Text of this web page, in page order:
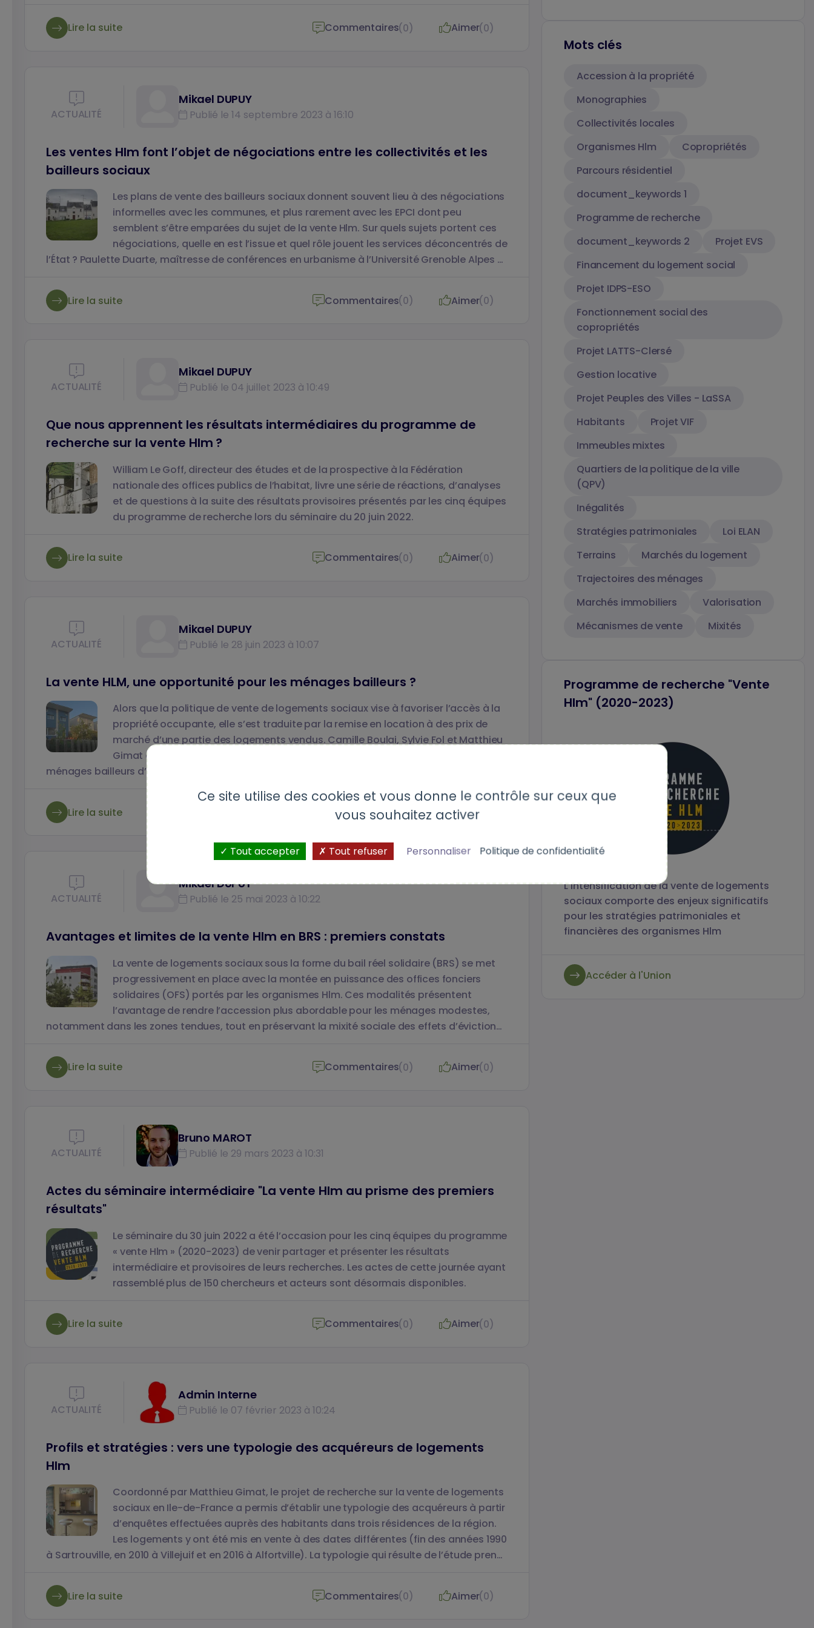
Lire la suite Commentaires(0) Aimer(0)
ACTUALITÉ
Mikael DUPUY
Publié le 14 septembre 2023 à 16:10
Les ventes Hlm font l’objet de négociations entre les collectivités et les
bailleurs sociaux
Les plans de vente des bailleurs sociaux donnent souvent lieu à des négociations
informelles avec les communes, et plus rarement avec les EPCI dont peu
semblent s’être emparées du sujet de la vente Hlm. Sur quels sujets portent ces
négociations, quelle en est l’issue et quel rôle jouent les services déconcentrés de
l’État ? Paulette Duarte, maîtresse de conférences en urbanisme à l’Université Grenoble Alpes et
de Paris (Laboratoire LATTS), répondent à ces interrogations à partir de leurs recherches
menées dans le cadre du programme.
Lire la suite Commentaires(0) Aimer(0)
ACTUALITÉ
Mikael DUPUY
Publié le 04 juillet 2023 à 10:49
Que nous apprennent les résultats intermédiaires du programme de
recherche sur la vente Hlm ?
William Le Goff, directeur des études et de la prospective à la Fédération
nationale des offices publics de l’habitat, livre une série de réactions, d’analyses
et de questions à la suite des résultats provisoires présentés par les cinq équipes
du programme de recherche lors du séminaire du 20 juin 2022.
Lire la suite Commentaires(0) Aimer(0)
ACTUALITÉ
Mikael DUPUY
Publié le 28 juin 2023 à 10:07
La vente HLM, une opportunité pour les ménages bailleurs ?
Alors que la politique de vente de logements sociaux vise à favoriser l’accès à la
propriété occupante, elle s’est traduite par la remise en location à des prix de
marché d’une partie des logements vendus. Camille Boulai, Sylvie Fol et Matthieu
Gimat analysent cet effet paradoxal créant une niche immobilière pour les
ménages bailleurs d’anciens logements HLM dans un article pour Métropolitiques.
Lire la suite Commentaires(0) Aimer(0)
ACTUALITÉ
Mikael DUPUY
Publié le 25 mai 2023 à 10:22
Avantages et limites de la vente Hlm en BRS : premiers constats
La vente de logements sociaux sous la forme du bail réel solidaire (BRS) se met
progressivement en place avec la montée en puissance des offices fonciers
solidaires (OFS) portés par les organismes Hlm. Ces modalités présentent
l’avantage de rendre l’accession plus abordable pour les ménages modestes,
notamment dans les zones tendues, tout en préservant la mixité sociale des effets d’éviction
organisme Hlm rattaché à la Métropole de Lyon qui gère 16 000 logements, donne le point de
vue d’un bailleur social sur le sujet. Lydia Coudroy de Lille, géographe, professeure à l’université
Lire la suite Commentaires(0) Aimer(0)
ACTUALITÉ
Bruno MAROT
Publié le 29 mars 2023 à 10:31
Actes du séminaire intermédiaire "La vente Hlm au prisme des premiers
résultats"
Le séminaire du 30 juin 2022 a été l’occasion pour les cinq équipes du programme
« vente Hlm » (2020-2023) de venir partager et présenter les résultats
intermédiaire et provisoires de leurs recherches. Les actes de cette journée ayant
rassemblé plus de 150 chercheurs et acteurs sont désormais disponibles.
Lire la suite Commentaires(0) Aimer(0)
ACTUALITÉ
Admin Interne
Publié le 07 février 2023 à 10:24
Profils et stratégies : vers une typologie des acquéreurs de logements
Hlm
Coordonné par Matthieu Gimat, le projet de recherche sur la vente de logements
sociaux en Ile-de-France a permis d’établir une typologie des acquéreurs à partir
d’enquêtes effectuées auprès des habitants dans trois résidences de la région.
Les logements y ont été mis en vente à des dates différentes (fin des années 1990
à Sartrouville, en 2010 à Villejuif et en 2016 à Alfortville). La typologie qui résulte de l’étude prend
Sylvie Fol, professeur d’urbanisme et d’aménagement à Paris 1 Panthéon Sorbonne, Pauline Gali,
doctorante en 1ère année (Laboratoires Triangle et Latts) et Marie Mondain, post-doctorante
Lire la suite Commentaires(0) Aimer(0)
Mots clés
Accession à la propriété
Monographies
Collectivités locales
Organismes Hlm
Copropriétés
Parcours résidentiel
document_keywords 1
Programme de recherche
document_keywords 2
Projet EVS
Financement du logement social
Projet IDPS-ESO
Fonctionnement social des
copropriétés
Projet LATTS-Clersé
Gestion locative
Projet Peuples des Villes - LaSSA
Habitants
Projet VIF
Immeubles mixtes
Quartiers de la politique de la ville
(QPV)
Inégalités
Stratégies patrimoniales
Loi ELAN
Terrains
Marchés du logement
Trajectoires des ménages
Marchés immobiliers
Valorisation
Mécanismes de vente
Mixités
Programme de recherche "Vente
Hlm" (2020-2023)
L'intensification de la vente de logements
sociaux comporte des enjeux significatifs
pour les stratégies patrimoniales et
financières des organismes Hlm
Accéder à l'Union
Ce site utilise des cookies et vous donne le contrôle sur ceux que
vous souhaitez activer
Tout accepter Tout refuser Personnaliser Politique de confidentialité